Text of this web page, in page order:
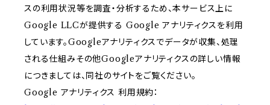
スの利用状況等を調査・分析するため、本サービス上に
Google LLCが提供する Google アナリティクスを利用
しています。Googleアナリティクスでデータが収集、処理
される仕組みその他Googleアナリティクスの詳しい情報
につきましては、同社のサイトをご覧ください。
Google アナリティクス 利用規約：